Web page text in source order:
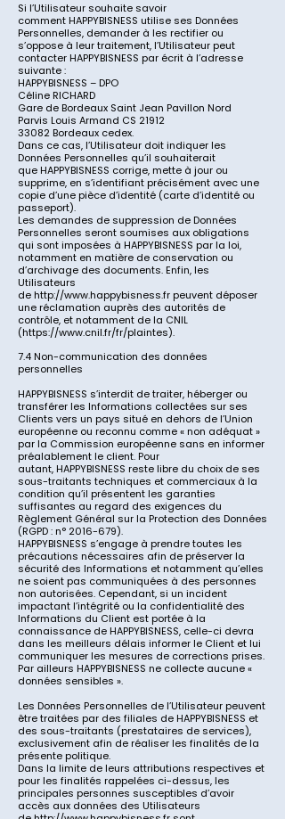
Si l’Utilisateur souhaite savoir
comment HAPPYBISNESS utilise ses Données
Personnelles, demander à les rectifier ou
s’oppose à leur traitement, l’Utilisateur peut
contacter HAPPYBISNESS par écrit à l’adresse
suivante :
HAPPYBISNESS – DPO
Céline RICHARD
Gare de Bordeaux Saint Jean Pavillon Nord
Parvis Louis Armand CS 21912
33082 Bordeaux cedex.
Dans ce cas, l’Utilisateur doit indiquer les
Données Personnelles qu’il souhaiterait
que HAPPYBISNESS corrige, mette à jour ou
supprime, en s’identifiant précisément avec une
copie d’une pièce d’identité (carte d’identité ou
passeport).
Les demandes de suppression de Données
Personnelles seront soumises aux obligations
qui sont imposées à HAPPYBISNESS par la loi,
notamment en matière de conservation ou
d’archivage des documents. Enfin, les
Utilisateurs
de http://www.happybisness.fr peuvent déposer
une réclamation auprès des autorités de
contrôle, et notamment de la CNIL
(https://www.cnil.fr/fr/plaintes).
7.4 Non-communication des données
personnelles
HAPPYBISNESS s’interdit de traiter, héberger ou
transférer les Informations collectées sur ses
Clients vers un pays situé en dehors de l’Union
européenne ou reconnu comme « non adéquat »
par la Commission européenne sans en informer
préalablement le client. Pour
autant, HAPPYBISNESS reste libre du choix de ses
sous-traitants techniques et commerciaux à la
condition qu’il présentent les garanties
suffisantes au regard des exigences du
Règlement Général sur la Protection des Données
(RGPD : n° 2016-679).
HAPPYBISNESS s’engage à prendre toutes les
précautions nécessaires afin de préserver la
sécurité des Informations et notamment qu’elles
ne soient pas communiquées à des personnes
non autorisées. Cependant, si un incident
impactant l’intégrité ou la confidentialité des
Informations du Client est portée à la
connaissance de HAPPYBISNESS, celle-ci devra
dans les meilleurs délais informer le Client et lui
communiquer les mesures de corrections prises.
Par ailleurs HAPPYBISNESS ne collecte aucune «
données sensibles ».
Les Données Personnelles de l’Utilisateur peuvent
être traitées par des filiales de HAPPYBISNESS et
des sous-traitants (prestataires de services),
exclusivement afin de réaliser les finalités de la
présente politique.
Dans la limite de leurs attributions respectives et
pour les finalités rappelées ci-dessus, les
principales personnes susceptibles d’avoir
accès aux données des Utilisateurs